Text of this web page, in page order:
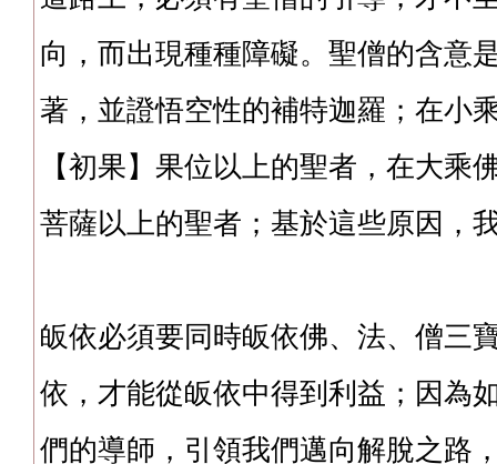
向，而出現種種障礙。聖僧的含意
著，並證悟空性的補特迦羅；在小
【初果】果位以上的聖者， 在大乘
菩薩以上的聖者；基於這些原因，
皈依必須要同時皈依佛、法、僧三
依，才能從皈依中得到利益；因為
們的導師，引領我們邁向解脫之路